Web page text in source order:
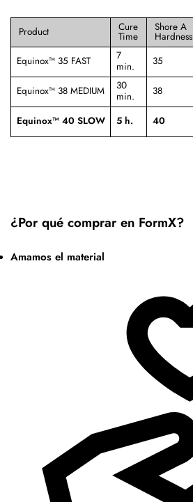
Product Cure
Time
Shore A
Hardness
Equinox™ 35 FAST
7
min.
35
Equinox™ 38 MEDIUM
30
min.
38
Equinox™ 40 SLOW 5 h. 40
¿Por qué comprar en FormX?
Amamos el material